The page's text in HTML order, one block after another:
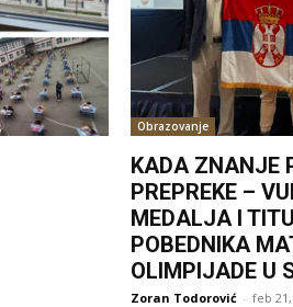
Obrazovanje
KADA ZNANJE
PREPREKE –
MEDALJA I
POBEDNIKA
OLIMPIJADE U
Zoran Todorović - feb